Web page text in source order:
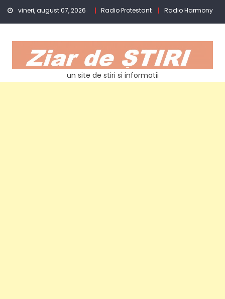
Skip
vineri, august 07, 2026 Radio Protestant Radio Harmony
un site de stiri si informatii